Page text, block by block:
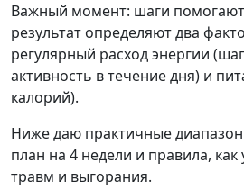
Важный момент: шаги помогают
результат определяют два
регулярный расход энергии
активность в течение дня) и
калорий).
Ниже даю практичные
план на 4 недели и правила, как
травм и выгорания.